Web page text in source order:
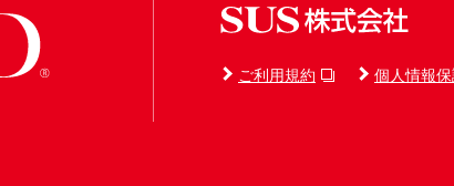
ご利用規約 個人情報